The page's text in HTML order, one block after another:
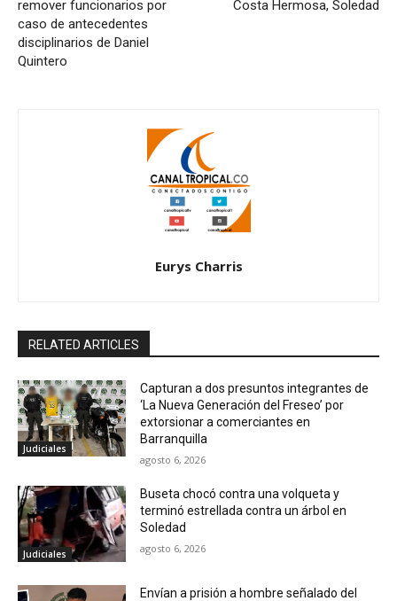
remover funcionarios por
caso de antecedentes
disciplinarios de Daniel
Quintero
Costa Hermosa, Soledad
Eurys Charris
RELATED ARTICLES
Judiciales
Capturan a dos presuntos integrantes de
‘La Nueva Generación del Freseo’ por
extorsionar a comerciantes en
Barranquilla
agosto 6, 2026
Judiciales
Buseta chocó contra una volqueta y
terminó estrellada contra un árbol en
Soledad
agosto 6, 2026
Envían a prisión a hombre señalado del